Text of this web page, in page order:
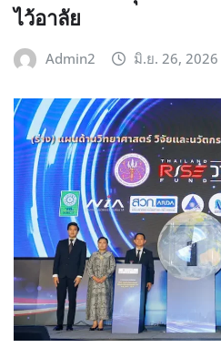
ไว้อาลัย
Admin2 มิ.ย. 26, 2026